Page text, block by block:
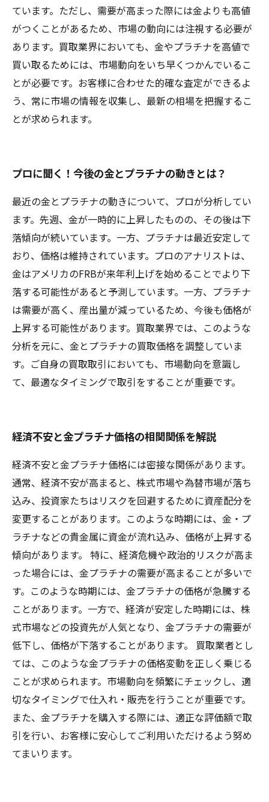
ています。ただし、需要が高まった際には金よりも高値
がつくことがあるため、市場の動向には注視する必要が
あります。買取業界においても、金やプラチナを高値で
買い取るためには、市場動向をいち早くつかんでいるこ
とが必要です。お客様に合わせた的確な査定ができるよ
う、常に市場の情報を収集し、最新の相場を把握するこ
とが求められます。
プロに聞く！今後の金とプラチナの動きとは？
最近の金とプラチナの動きについて、プロが分析してい
ます。先週、金が一時的に上昇したものの、その後は下
落傾向が続いています。一方、プラチナは最近安定して
おり、価格は維持されています。プロのアナリストは、
金はアメリカのFRBが来年利上げを始めることでより下
落する可能性があると予測しています。一方、プラチナ
は需要が高く、産出量が減っているため、今後も価格が
上昇する可能性があります。買取業界では、このような
分析を元に、金とプラチナの買取価格を調整していま
す。ご自身の買取取引においても、市場動向を意識し
て、最適なタイミングで取引をすることが重要です。
経済不安と金プラチナ価格の相関関係を解説
経済不安と金プラチナ価格には密接な関係があります。
通常、経済不安が高まると、株式市場や為替市場が落ち
込み、投資家たちはリスクを回避するために資産配分を
変更することがあります。このような時期には、金・プ
ラチナなどの貴金属に資金が流れ込み、価格が上昇する
傾向があります。 特に、経済危機や政治的リスクが高ま
った場合には、金プラチナの需要が高まることが多いで
す。このような時期には、金プラチナの価格が急騰する
ことがあります。一方で、経済が安定した時期には、株
式市場などの投資先が人気となり、金プラチナの需要が
低下し、価格が下落することがあります。 買取業者とし
ては、このような金プラチナの価格変動を正しく乗じる
ことが求められます。市場動向を頻繁にチェックし、適
切なタイミングで仕入れ・販売を行うことが重要です。
また、金プラチナを購入する際には、適正な評価額で取
引を行い、お客様に安心してご利用いただけるよう努め
てまいります。